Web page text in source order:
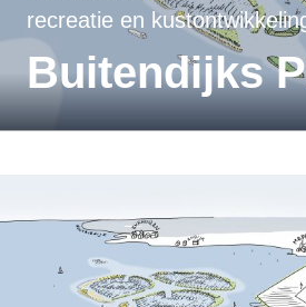
recreatie en
Buitendijks